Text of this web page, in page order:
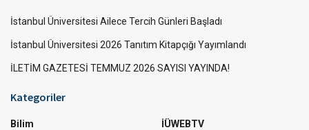
İstanbul Üniversitesi Ailece Tercih Günleri Başladı
İstanbul Üniversitesi 2026 Tanıtım Kitapçığı Yayımlandı
İLETİM GAZETESİ TEMMUZ 2026 SAYISI YAYINDA!
Kategoriler
Bilim
İÜWEBTV